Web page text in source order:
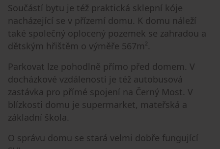
Součástí bytu je též praktická sklepní kóje
nacházející se v přízemí domu. K domu náleží
také společný oplocený pozemek se zahradou a
dětským hřištěm o výměře 567m².
Parkovat lze pohodlně přímo před domem. V
docházkové vzdálenosti je též autobusová
zastávka pro přímé spojení na Černý Most. V
blízkosti domu je supermarket, mateřská a
základní škola.
O správu domu se stará velmi dobře fungující